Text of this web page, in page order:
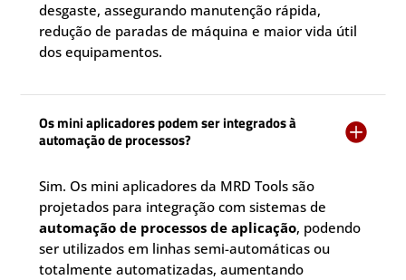
desgaste, assegurando manutenção rápida,
redução de paradas de máquina e maior vida útil
dos equipamentos.
Os mini aplicadores podem ser integrados à
automação de processos?

Sim. Os mini aplicadores da MRD Tools são
projetados para integração com sistemas de
automação de processos de aplicação, podendo
ser utilizados em linhas semi-automáticas ou
totalmente automatizadas, aumentando